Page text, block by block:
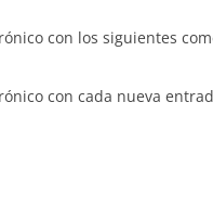
con los siguientes
con cada nueva